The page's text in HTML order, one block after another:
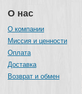
О нас
О компании
Миссия и ценности
Оплата
Доставка
Возврат и обмен